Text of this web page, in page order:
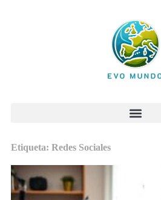
Etiqueta: Redes Sociales